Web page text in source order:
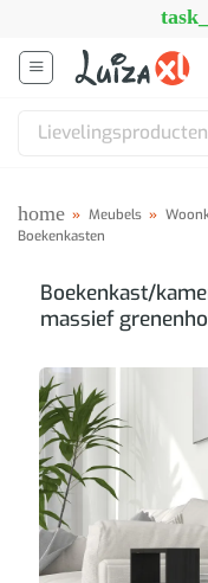
inhoud
Zoeken
home » Meubels »
Boekenkasten
Boekenkast/
massief